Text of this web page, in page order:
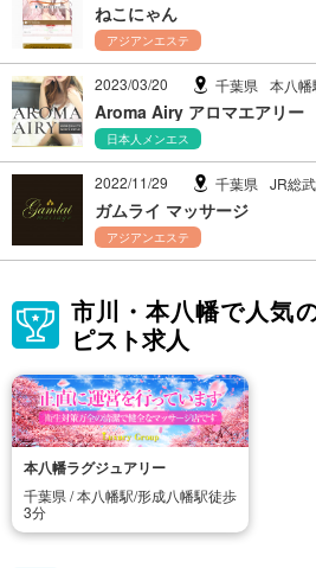
ねこにゃん
アジアンエステ
2023/03/20 千葉県 本八幡
Aroma Airy アロマエアリー
日本人メンエス
2022/11/29 千葉県 JR総
ガムライ マッサージ
アジアンエステ
市川・本八幡で人気
ピスト求人
本八幡ラグジュアリー
千葉県 / 本八幡駅/形成八幡駅徒歩
3分